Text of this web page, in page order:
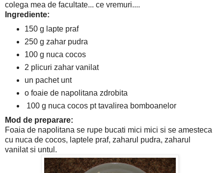
colega mea de facultate... ce vremuri....
Ingrediente:
150 g lapte praf
250 g zahar pudra
100 g nuca cocos
2 plicuri zahar vanilat
un pachet unt
o foaie de napolitana zdrobita
100 g nuca cocos pt tavalirea bomboanelor
Mod de preparare:
Foaia de napolitana se rupe bucati mici mici si se amesteca
cu nuca de cocos, laptele praf, zaharul pudra, zaharul
vanilat si untul.